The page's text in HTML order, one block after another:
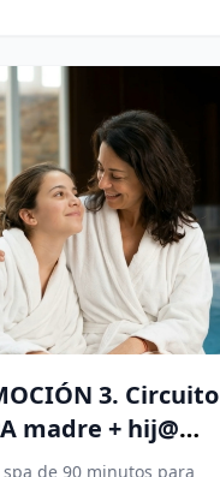
3. Circuito
madre + hij@
40 € Hij@
de 90 minutos para